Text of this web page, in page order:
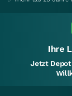
Ihre
Jetzt Depot